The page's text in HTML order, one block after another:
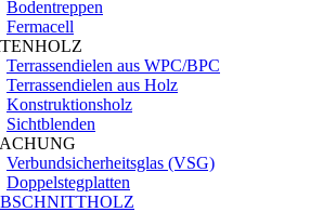
Bodentreppen
Fermacell
Terrassendielen aus WPC/BPC
Terrassendielen aus Holz
Konstruktionsholz
Sichtblenden
Verbundsicherheitsglas (VSG)
Doppelstegplatten